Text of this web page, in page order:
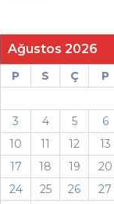
Ağustos 2026
P S Ç P
3
4 5 6
10
11 12 13
17
18 19 20
24
25 26 27